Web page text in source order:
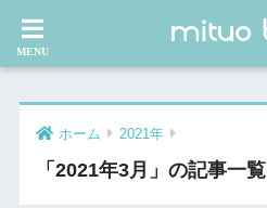
ホーム 2021年
「2021年3月」の記事一覧